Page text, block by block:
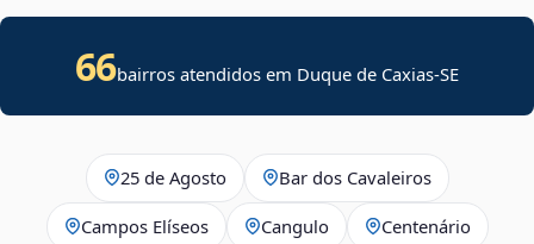
66bairros atendidos em Duque de Caxias-SE
25 de Agosto Bar dos Cavaleiros
Campos Elíseos Cangulo Centenário